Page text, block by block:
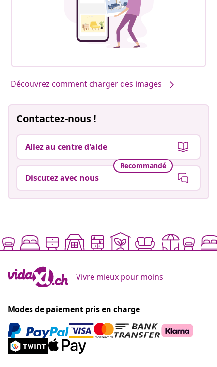
Découvrez comment charger des images
Contactez-nous !
Allez au centre d'aide
Recommandé
Discutez avec nous
Vivre mieux pour moins
Modes de paiement pris en charge